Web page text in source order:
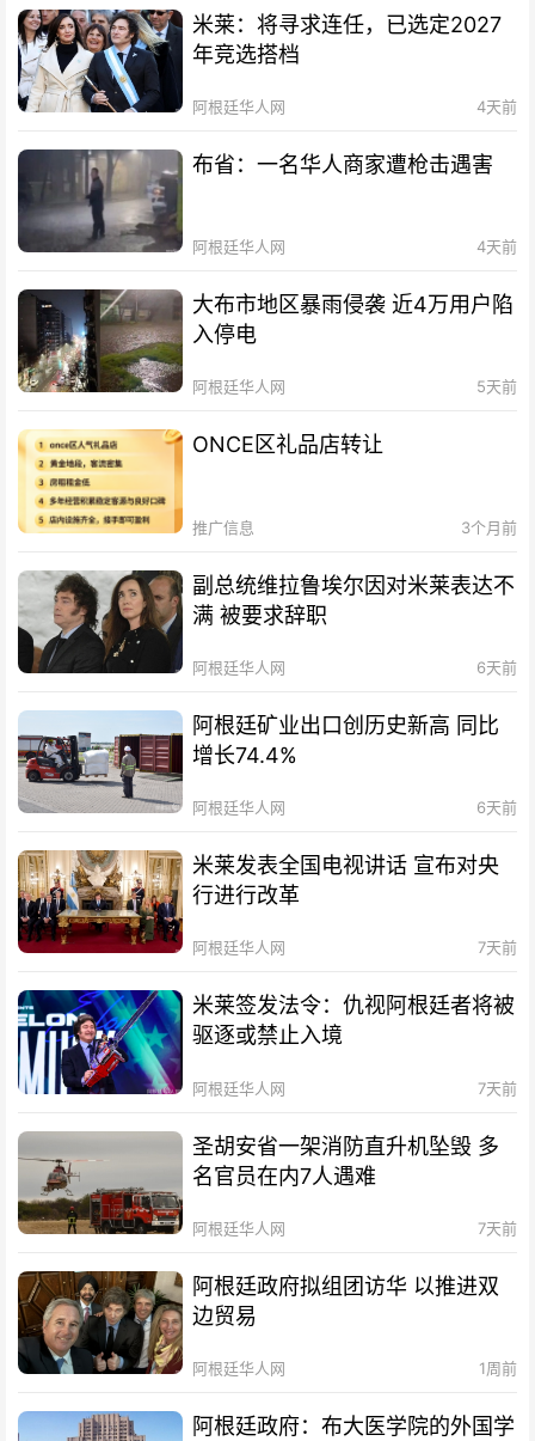
米莱：将寻求连任，已选定2027
年竞选搭档
阿根廷华人网 4天前
布省：一名华人商家遭枪击遇害
阿根廷华人网 4天前
大布市地区暴雨侵袭 近4万用户陷
入停电
阿根廷华人网 5天前
ONCE区礼品店转让
推广信息 3个月前
副总统维拉鲁埃尔因对米莱表达不
满 被要求辞职
阿根廷华人网 6天前
阿根廷矿业出口创历史新高 同比
增长74.4%
阿根廷华人网 6天前
米莱发表全国电视讲话 宣布对央
行进行改革
阿根廷华人网 7天前
米莱签发法令：仇视阿根廷者将被
驱逐或禁止入境
阿根廷华人网 7天前
圣胡安省一架消防直升机坠毁 多
名官员在内7人遇难
阿根廷华人网 7天前
阿根廷政府拟组团访华 以推进双
边贸易
阿根廷华人网 1周前
阿根廷政府：布大医学院的外国学